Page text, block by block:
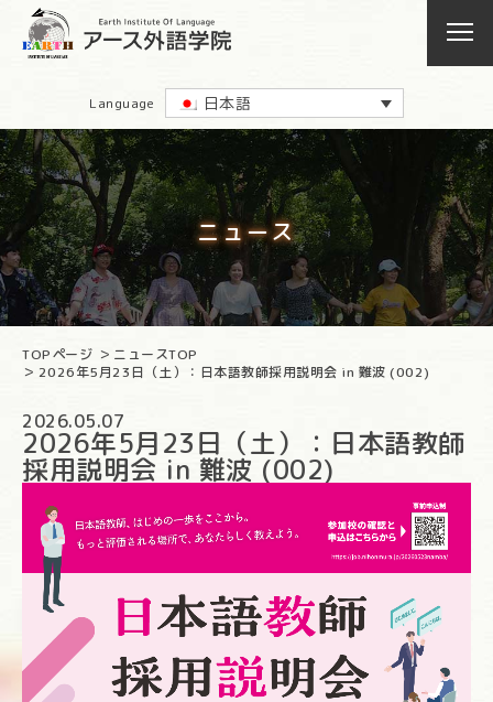
Language 日本語
ニュース
TOPページ
ニュースTOP
2026年5月23日（土）：日本語教師採用説明会 in 難波 (002)
2026.05.07
2026年5月23日（土）：日本語教師
採用説明会 in 難波 (002)